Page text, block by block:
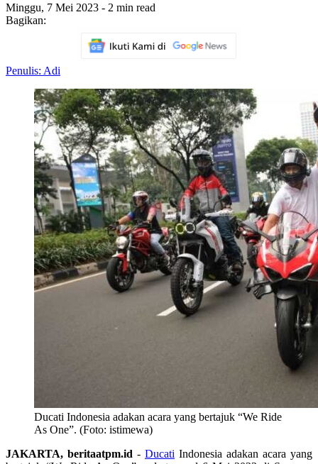
Minggu, 7 Mei 2023 - 2 min read
Bagikan:
Penulis: Adi
Ducati Indonesia adakan acara yang bertajuk “We Ride
As One”. (Foto: istimewa)
JAKARTA, beritaatpm.id - Ducati Indonesia adakan acara yang